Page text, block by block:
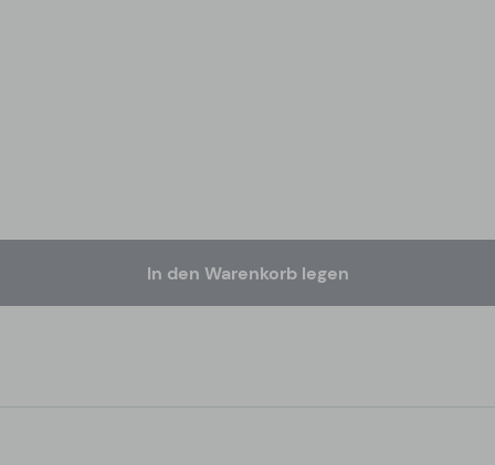
In den Warenkorb legen